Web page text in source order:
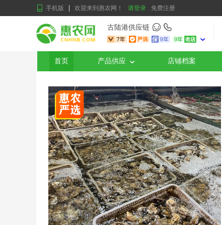
手机版 欢迎来到惠农网！ 请登录 免费注册
古陆港供应链
首页 产品供应 店铺档案